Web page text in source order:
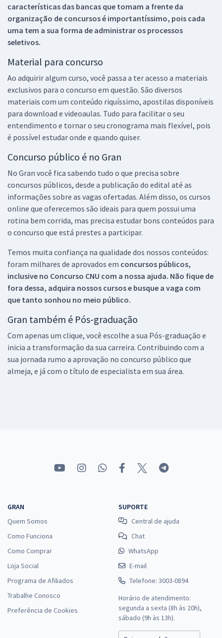
características das bancas que tomam a frente da
organização de concursos é importantíssimo, pois cada
uma tem a sua forma de administrar os processos
seletivos.
Material para concurso
Ao adquirir algum curso, você passa a ter acesso a materiais
exclusivos para o concurso em questão. São diversos
materiais com um conteúdo riquíssimo, apostilas disponíveis
para download e videoaulas. Tudo para facilitar o seu
entendimento e tornar o seu cronograma mais flexível, pois
é possível estudar onde e quando quiser.
Concurso público é no Gran
No Gran você fica sabendo tudo o que precisa sobre
concursos públicos, desde a publicação do edital até as
informações sobre as vagas ofertadas. Além disso, os cursos
online que oferecemos são ideais para quem possui uma
rotina bem corrida, mas precisa estudar bons conteúdos para
o concurso que está prestes a participar.
Temos muita confiança na qualidade dos nossos conteúdos:
foram milhares de aprovados em concursos públicos,
inclusive no Concurso CNU com a nossa ajuda. Não fique de
fora dessa, adquira nossos cursos e busque a vaga com
que tanto sonhou no meio público.
Gran também é Pós-graduação
Com apenas um clique, você escolhe a sua Pós-graduação e
inicia a transformação da sua carreira. Contribuindo com a
sua jornada rumo a aprovação no concurso público que
almeja, e já com o título de especialista em sua área.
GRAN
Quem Somos
Como Funciona
Como Comprar
Loja Social
Programa de Afiliados
Trabalhe Conosco
Preferência de Cookies
SUPORTE
Central de ajuda
Chat
WhatsApp
E-mail
Telefone: 3003-0894
Horário de atendimento:
segunda a sexta (8h às 20h),
sábado (9h às 13h).